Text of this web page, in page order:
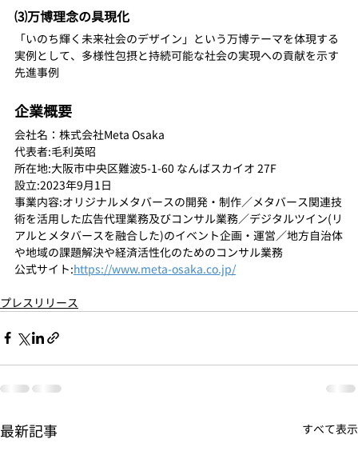
⑶万博理念の具現化
「いのち輝く未来社会のデザイン」という万博テーマを体現する
実例として、多様性包摂と持続可能な社会の実現への貢献を示す
先進事例
企業概要
会社名：株式会社Meta Osaka
代表者:毛利英昭
所在地:大阪市中央区難波5-1-60 なんばスカイオ 27F
設立:2023年9月1日
事業内容:オリジナルメタバースの開発・制作／メタバース関連技
術を活用した広告代理業務及びコンサル業務／デジタルツイン(リ
アルとメタバースを融合した)のイベント企画・運営／地方自治体
や地域の課題解決や経済活性化のためのコンサル業務
公式サイト:https://www.meta-osaka.co.jp/
プレスリリース
最新記事 すべて表示